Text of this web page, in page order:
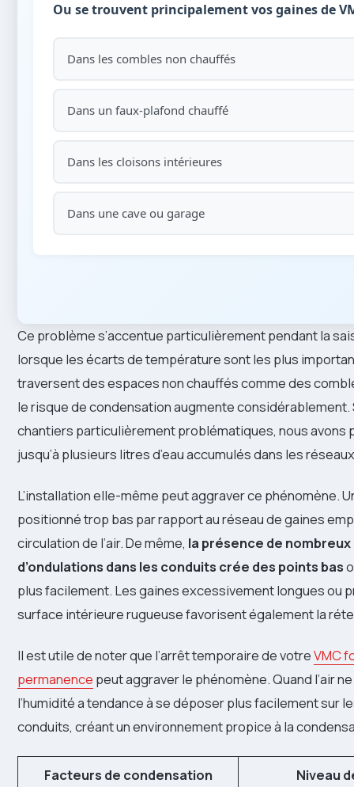
Ou se trouvent principalement vos gaines de
Dans les combles non chauffés
Dans un faux-plafond chauffé
Dans les cloisons intérieures
Dans une cave ou garage
Ce problème s’accentue particulièrement pendant la
lorsque les écarts de température sont les plus
traversent des espaces non chauffés comme des
le risque de condensation augmente considérablement.
chantiers particulièrement problématiques, nous avons
jusqu’à plusieurs litres d’eau accumulés dans les
L’installation elle-même peut aggraver ce phénomène.
positionné trop bas par rapport au réseau de gaines
circulation de l’air. De même, la présence de
d’ondulations dans les conduits crée des points bas
plus facilement. Les gaines excessivement longues ou
surface intérieure rugueuse favorisent également la
Il est utile de noter que l’arrêt temporaire de votreVMC
permanence peut aggraver le phénomène. Quand l’air
l’humidité a tendance à se déposer plus facilement sur
conduits, créant un environnement propice à la
Facteurs de condensation Niveau